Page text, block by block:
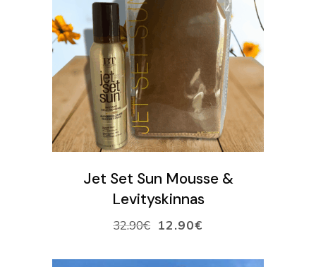
LISÄÄ OSTOSKORIIN
Jet Set Sun Mousse &
Levityskinnas
32.90€ 12.90€